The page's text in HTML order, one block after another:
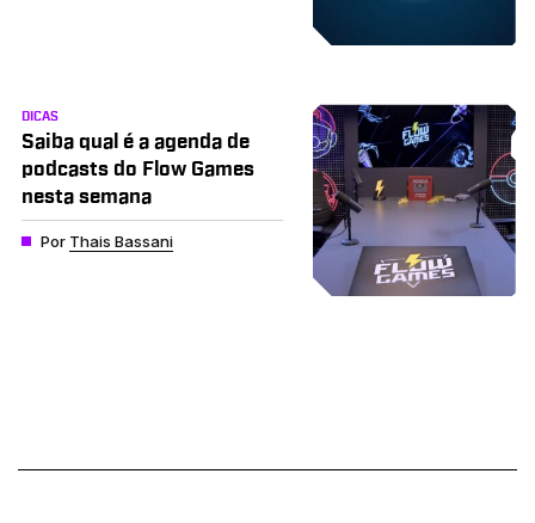
DICAS
Saiba qual é a agenda de
podcasts do Flow Games
nesta semana
Por Thais Bassani